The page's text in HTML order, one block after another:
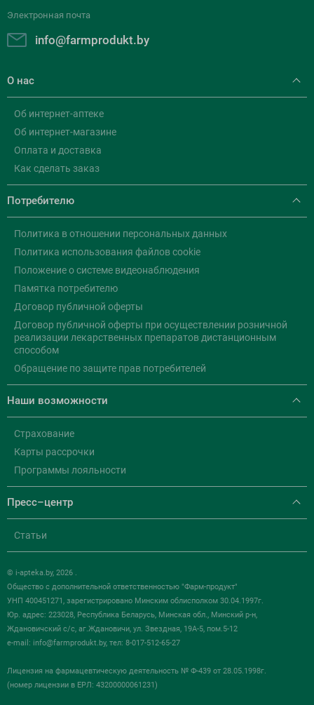
Электронная почта
info@farmprodukt.by
О нас
Об интернет-аптеке
Об интернет-магазине
Оплата и доставка
Как сделать заказ
Потребителю
Политика в отношении персональных данных
Политика использования файлов cookie
Положение о системе видеонаблюдения
Памятка потребителю
Договор публичной оферты
Договор публичной оферты при осуществлении розничной
реализации лекарственных препаратов дистанционным
способом
Обращение по защите прав потребителей
Наши возможности
Страхование
Карты рассрочки
Программы лояльности
Пресс–центр
Статьи
© i-apteka.by, 2026 .
Общество с дополнительной ответственностью "Фарм-продукт"
УНП 400451271, зарегистрировано Минским облисполком 30.04.1997г.
Юр. адрес: 223028, Республика Беларусь, Минская обл., Минский р-н,
Ждановичский с/с, аг.Ждановичи, ул. Звездная, 19А-5, пом.5-12
e-mail: info@farmprodukt.by, тел: 8-017-512-65-27
Лицензия на фармацевтическую деятельность № Ф-439 от 28.05.1998г.
(номер лицензии в ЕРЛ: 43200000061231)